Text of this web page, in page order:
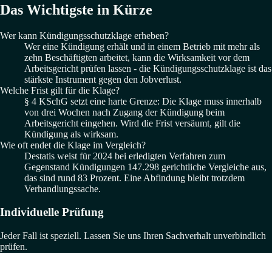
Das Wichtigste in Kürze
Wer kann Kündigungsschutzklage erheben?
Wer eine Kündigung erhält und in einem Betrieb mit mehr als
zehn Beschäftigten arbeitet, kann die Wirksamkeit vor dem
Arbeitsgericht prüfen lassen - die Kündigungsschutzklage ist das
stärkste Instrument gegen den Jobverlust.
Welche Frist gilt für die Klage?
§ 4 KSchG setzt eine harte Grenze: Die Klage muss innerhalb
von drei Wochen nach Zugang der Kündigung beim
Arbeitsgericht eingehen. Wird die Frist versäumt, gilt die
Kündigung als wirksam.
Wie oft endet die Klage im Vergleich?
Destatis weist für 2024 bei erledigten Verfahren zum
Gegenstand Kündigungen 147.298 gerichtliche Vergleiche aus,
das sind rund 83 Prozent. Eine Abfindung bleibt trotzdem
Verhandlungssache.
Individuelle Prüfung
Jeder Fall ist speziell. Lassen Sie uns Ihren Sachverhalt unverbindlich
prüfen.